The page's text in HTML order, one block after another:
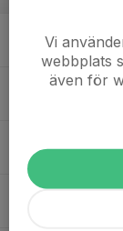
19:00
HC3
18:30
TKD
HC3
17:30
BJJ
HC3
Vi
webbplats
även för